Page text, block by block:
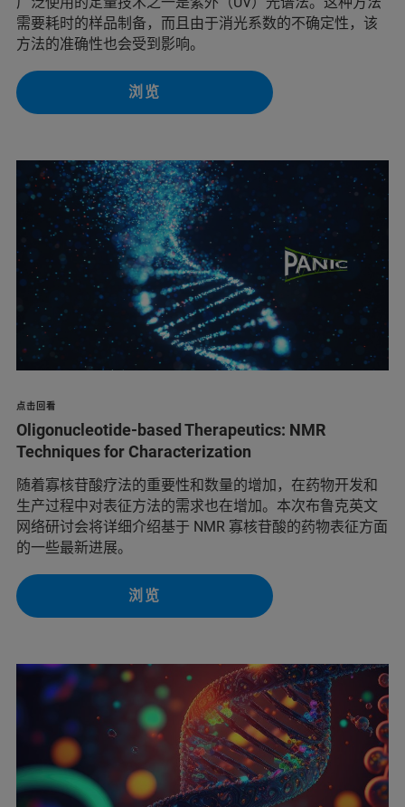
需要耗时的样品制备，而且由于消光系数的不确定性，该
方法的准确性也会受到影响。
浏览
点击回看
Oligonucleotide-based Therapeutics: NMR
Techniques for Characterization
随着寡核苷酸疗法的重要性和数量的增加，在药物开发和
生产过程中对表征方法的需求也在增加。本次布鲁克英文
网络研讨会将详细介绍基于 NMR 寡核苷酸的药物表征方面
的一些最新进展。
浏览